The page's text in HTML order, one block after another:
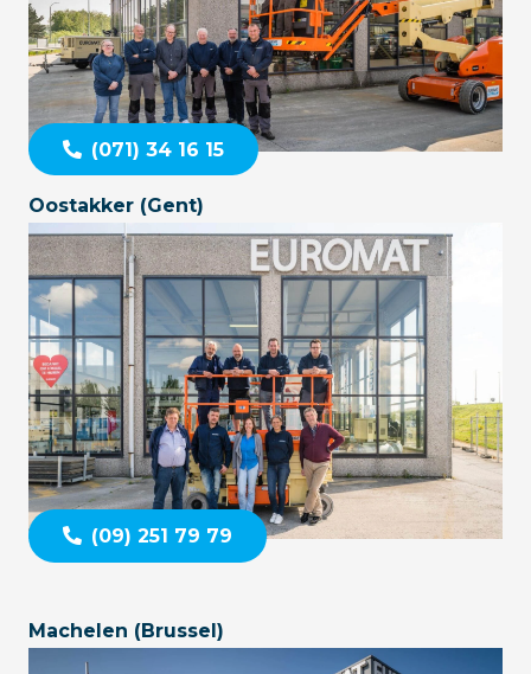
(071) 34 16 15
Oostakker (Gent)
(09) 251 79 79
Machelen (Brussel)